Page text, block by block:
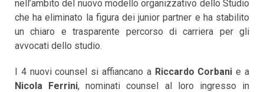
nell’ambito del nuovo modello organizzativo dello Studio
che ha eliminato la figura dei junior partner e ha stabilito
un chiaro e trasparente percorso di carriera per gli
avvocati dello studio.
I 4 nuovi counsel si affiancano a Riccardo Corbani e a
Nicola Ferrini, nominati counsel al loro ingresso in